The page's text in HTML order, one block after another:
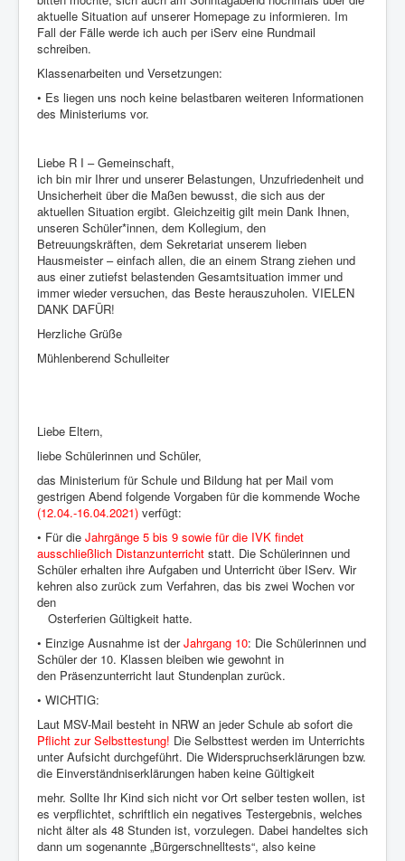
aktuelle Situation auf unserer Homepage zu informieren. Im
Fall der Fälle werde ich auch per iServ eine Rundmail
schreiben.
Klassenarbeiten und Versetzungen:
• Es liegen uns noch keine belastbaren weiteren Informationen
des Ministeriums vor.
Liebe R I – Gemeinschaft,
ich bin mir Ihrer und unserer Belastungen, Unzufriedenheit und
Unsicherheit über die Maßen bewusst, die sich aus der
aktuellen Situation ergibt. Gleichzeitig gilt mein Dank Ihnen,
unseren Schüler*innen, dem Kollegium, den
Betreuungskräften, dem Sekretariat unserem lieben
Hausmeister – einfach allen, die an einem Strang ziehen und
aus einer zutiefst belastenden Gesamtsituation immer und
immer wieder versuchen, das Beste herauszuholen. VIELEN
DANK DAFÜR!
Herzliche Grüße
Mühlenberend Schulleiter
Liebe Eltern,
liebe Schülerinnen und Schüler,
das Ministerium für Schule und Bildung hat per Mail vom
gestrigen Abend folgende Vorgaben für die kommende Woche
(12.04.-16.04.2021) verfügt:
• Für die Jahrgänge 5 bis 9 sowie für die IVK findet
ausschließlich Distanzunterricht statt. Die Schülerinnen und
Schüler erhalten ihre Aufgaben und Unterricht über IServ. Wir
kehren also zurück zum Verfahren, das bis zwei Wochen vor
den
Osterferien Gültigkeit hatte.
• Einzige Ausnahme ist derJahrgang 10: Die Schülerinnen und
Schüler der 10. Klassen bleiben wie gewohnt in
den Präsenzunterricht laut Stundenplan zurück.
• WICHTIG:
Laut MSV-Mail besteht in NRW an jeder Schule ab sofort die
Pflicht zur Selbsttestung! Die Selbsttest werden im Unterrichts
unter Aufsicht durchgeführt. Die Widerspruchserklärungen bzw.
die Einverständniserklärungen haben keine Gültigkeit
mehr. Sollte Ihr Kind sich nicht vor Ort selber testen wollen, ist
es verpflichtet, schriftlich ein negatives Testergebnis, welches
nicht älter als 48 Stunden ist, vorzulegen. Dabei handeltes sich
dann um sogenannte „Bürgerschnelltests“, also keine